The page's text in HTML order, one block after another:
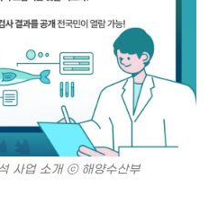
사업 소개 ⓒ 해양수산부